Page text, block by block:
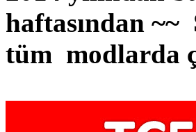
haftasından ~~
tüm modlarda